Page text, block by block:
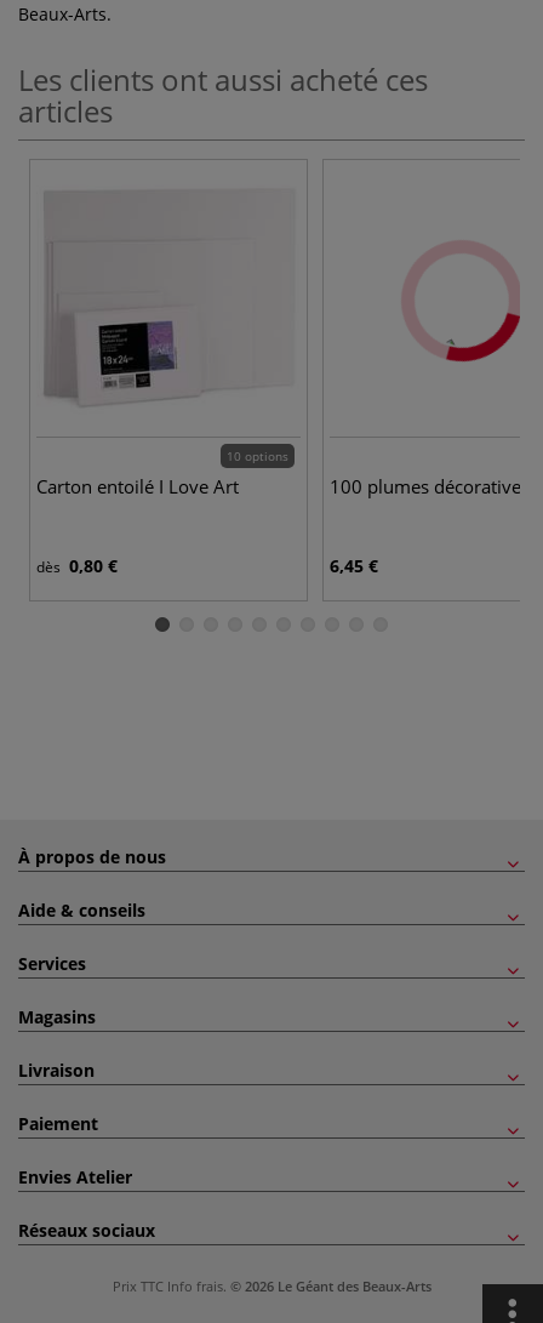
Beaux-Arts.
Les clients ont aussi acheté ces
articles
10 options
Carton entoilé I Love Art
dès 0,80 €
100 plumes décoratives
6,45 €
À propos de nous
Aide & conseils
Services
Magasins
Livraison
Paiement
Envies Atelier
Réseaux sociaux
Prix TTC Info frais. © 2026 Le Géant des Beaux-Arts